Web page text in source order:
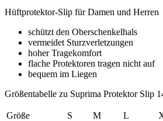
Hüftprotektor-Slip für Damen und Herren
schützt den Oberschenkelhals
vermeidet Sturzverletzungen
hoher Tragekomfort
flache Protektoren tragen nicht auf
bequem im Liegen
Größentabelle zu Suprima Protektor Slip
Größe S M L